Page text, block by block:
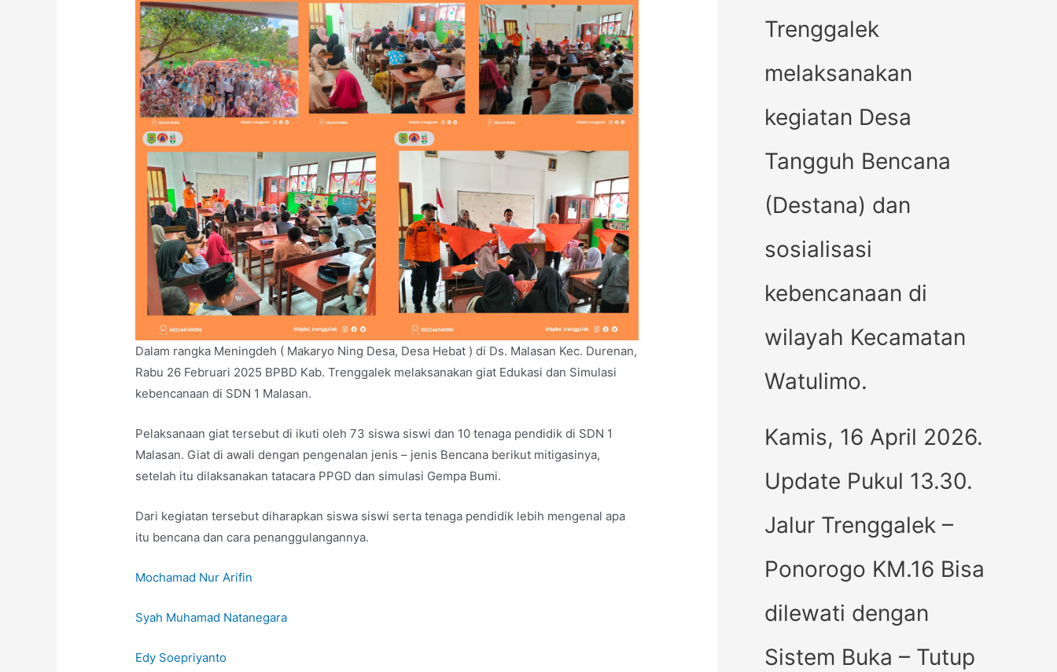
Dalam rangka Meningdeh ( Makaryo Ning Desa, Desa Hebat ) di Ds. Malasan Kec. Durenan,
Rabu 26 Februari 2025 BPBD Kab. Trenggalek melaksanakan giat Edukasi dan Simulasi
kebencanaan di SDN 1 Malasan.
Pelaksanaan giat tersebut di ikuti oleh 73 siswa siswi dan 10 tenaga pendidik di SDN 1
Malasan. Giat di awali dengan pengenalan jenis – jenis Bencana berikut mitigasinya,
setelah itu dilaksanakan tatacara PPGD dan simulasi Gempa Bumi.
Dari kegiatan tersebut diharapkan siswa siswi serta tenaga pendidik lebih mengenal apa
itu bencana dan cara penanggulangannya.
Mochamad Nur Arifin
Syah Muhamad Natanegara
Edy Soepriyanto
Trenggalek
melaksanakan
kegiatan Desa
Tangguh Bencana
(Destana) dan
sosialisasi
kebencanaan di
wilayah Kecamatan
Watulimo.
Kamis, 16 April 2026.
Update Pukul 13.30.
Jalur Trenggalek –
Ponorogo KM.16 Bisa
dilewati dengan
Sistem Buka – Tutup